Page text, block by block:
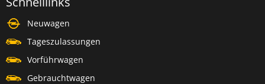
Neuwagen
Tageszulassungen
Vorführwagen
Gebrauchtwagen